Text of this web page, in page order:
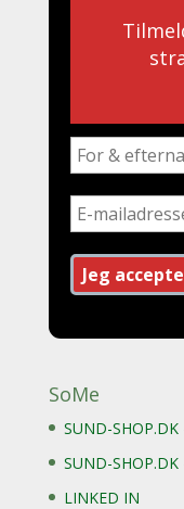
SoMe
SUND-SHOP.DK
SUND-SHOP.DK
LINKED IN